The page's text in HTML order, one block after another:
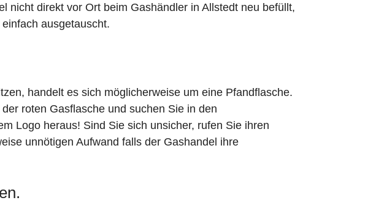
nicht direkt vor Ort beim Gashändler in Allstedt neu befüllt,
ausgetauscht.
handelt es sich möglicherweise um eine Pfandflasche.
roten Gasflasche und suchen Sie in den
Logo heraus! Sind Sie sich unsicher, rufen Sie ihren
unnötigen Aufwand falls der Gashandel ihre